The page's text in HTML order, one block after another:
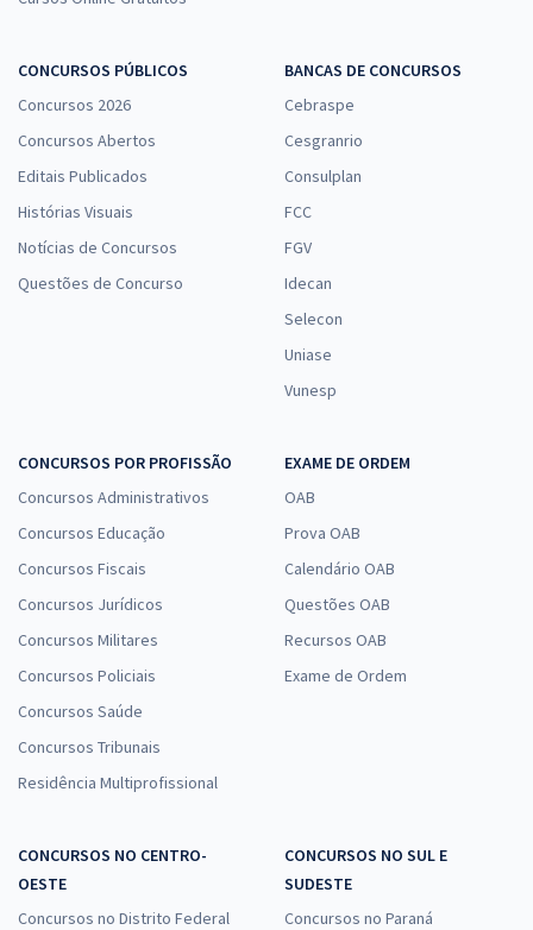
CONCURSOS PÚBLICOS
Concursos 2026
Concursos Abertos
Editais Publicados
Histórias Visuais
Notícias de Concursos
Questões de Concurso
BANCAS DE CONCURSOS
Cebraspe
Cesgranrio
Consulplan
FCC
FGV
Idecan
Selecon
Uniase
Vunesp
CONCURSOS POR PROFISSÃO
Concursos Administrativos
Concursos Educação
Concursos Fiscais
Concursos Jurídicos
Concursos Militares
Concursos Policiais
Concursos Saúde
Concursos Tribunais
Residência Multiprofissional
EXAME DE ORDEM
OAB
Prova OAB
Calendário OAB
Questões OAB
Recursos OAB
Exame de Ordem
CONCURSOS NO CENTRO-
OESTE
Concursos no Distrito Federal
CONCURSOS NO SUL E
SUDESTE
Concursos no Paraná